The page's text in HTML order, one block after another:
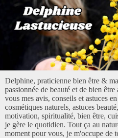
Delphine, praticienne bien être &
passionnée de beauté et de bien
vous mes avis, conseils et astuces
cosmétiques naturels, astuces
motivation, spiritualité, bien être,
je gère le quotidien. Tout ça au
moment pour vous, je m'occupe de